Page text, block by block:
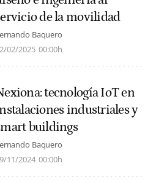
de la movilidad
Baquero
02/2025 00:00h
tecnología IoT en
industriales y
buildings
Baquero
11/2024 00:00h